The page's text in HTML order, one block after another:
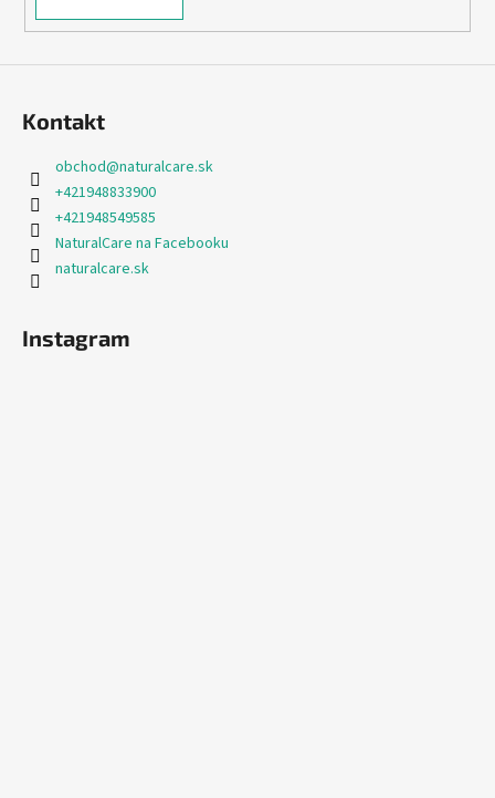
Kontakt
obchod@naturalcare.sk
+421948833900
+421948549585
NaturalCare na Facebooku
naturalcare.sk
Instagram